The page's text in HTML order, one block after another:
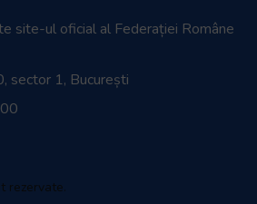
site-ul oficial al Federației Române
sector 1, București
rezervate.